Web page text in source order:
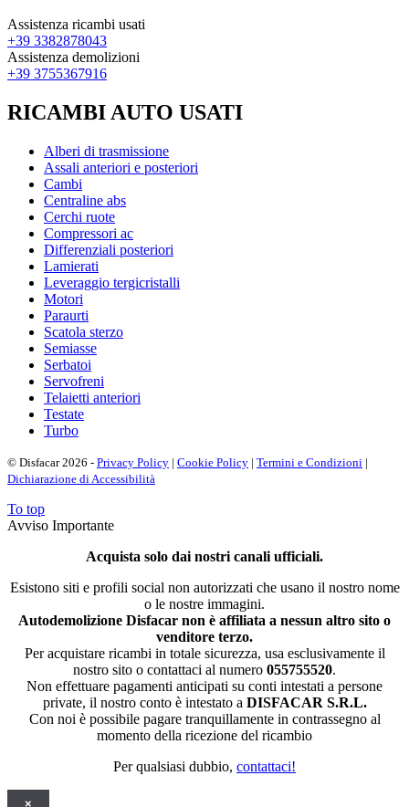
Assistenza ricambi usati
+39 3382878043
Assistenza demolizioni
+39 3755367916
RICAMBI AUTO USATI
Alberi di trasmissione
Assali anteriori e posteriori
Cambi
Centraline abs
Cerchi ruote
Compressori ac
Differenziali posteriori
Lamierati
Leveraggio tergicristalli
Motori
Paraurti
Scatola sterzo
Semiasse
Serbatoi
Servofreni
Telaietti anteriori
Testate
Turbo
© Disfacar 2026 - Privacy Policy | Cookie Policy | Termini e Condizioni |
Dichiarazione di Accessibilità
To top
Avviso Importante
Acquista solo dai nostri canali ufficiali.
Esistono siti e profili social non autorizzati che usano il nostro nome
o le nostre immagini.
Autodemolizione Disfacar non è affiliata a nessun altro sito o
venditore terzo.
Per acquistare ricambi in totale sicurezza, usa esclusivamente il
nostro sito o contattaci al numero 055755520.
Non effettuare pagamenti anticipati su conti intestati a persone
private, il nostro conto è intestato a DISFACAR S.R.L.
Con noi è possibile pagare tranquillamente in contrassegno al
momento della ricezione del ricambio
Per qualsiasi dubbio, contattaci!
×